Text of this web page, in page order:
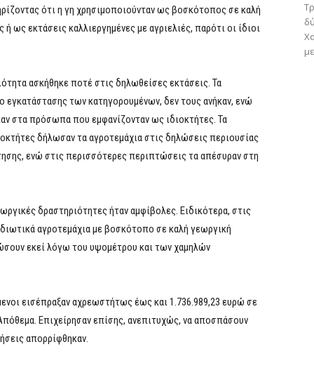
ότι η γη χρησιμοποιούνταν ως βοσκότοπος σε καλή
εκτάσεις καλλιεργημένες με αγριελιές, παρότι οι ίδιοι
ασκήθηκε ποτέ στις δηλωθείσες εκτάσεις. Τα
εγκατάστασης των κατηγορουμένων, δεν τους ανήκαν, ενώ
στα πρόσωπα που εμφανίζονταν ως ιδιοκτήτες. Τα
δήλωσαν τα αγροτεμάχια στις δηλώσεις περιουσίας
ενώ στις περισσότερες περιπτώσεις τα απέσυραν στη
δραστηριότητες ήταν αμφίβολες. Ειδικότερα, στις
αγροτεμάχια με βοσκότοπο σε καλή γεωργική
εκεί λόγω του υψομέτρου και των χαμηλών
εισέπραξαν αχρεωστήτως έως και 1.736.989,23 ευρώ σε
Επιχείρησαν επίσης, ανεπιτυχώς, να αποσπάσουν
απορρίφθηκαν.